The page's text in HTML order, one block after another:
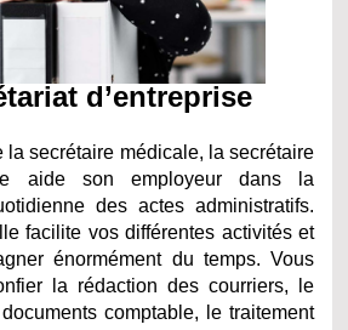
d’entreprise
la secrétaire médicale, la secrétaire
aide son employeur dans la
des actes administratifs.
facilite vos différentes activités et
énormément du temps. Vous
la rédaction des courriers, le
comptable, le traitement